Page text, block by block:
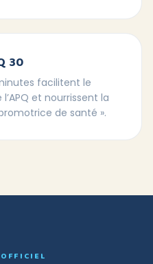
30
facilitent le
et nourrissent la
de santé ».